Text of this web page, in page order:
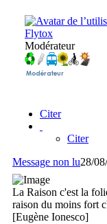
Flytox
Modérateur
Citer
Citer
Message non lu28/
La Raison c'est la
raison du moins fort
[Eugène Ionesco]